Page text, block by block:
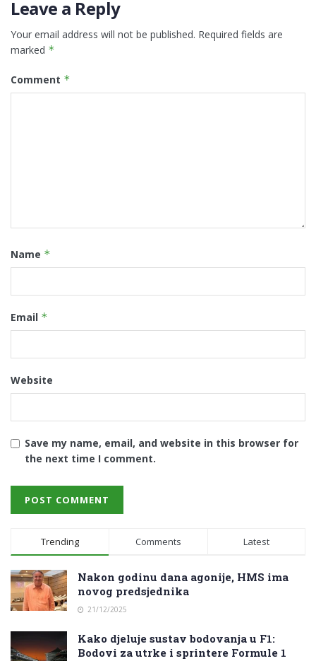
Leave a Reply
Your email address will not be published. Required fields are
marked *
Comment *
Name *
Email *
Website
Save my name, email, and website in this browser for
the next time I comment.
Trending Comments Latest
Nakon godinu dana agonije, HMS ima
novog predsjednika
21/12/2025
Kako djeluje sustav bodovanja u F1:
Bodovi za utrke i sprintere Formule 1